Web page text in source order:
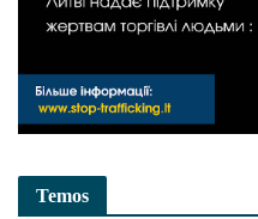
Temos